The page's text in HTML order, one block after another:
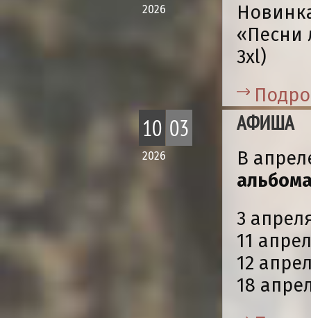
2026
«Песни
3xl)
10 03
2026
АФИША
В
3
11
12
18